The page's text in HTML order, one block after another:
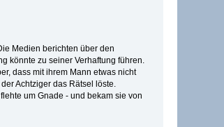
Medien berichten über den
könnte zu seiner Verhaftung führen.
dass mit ihrem Mann etwas nicht
Achtziger das Rätsel löste.
um Gnade - und bekam sie von